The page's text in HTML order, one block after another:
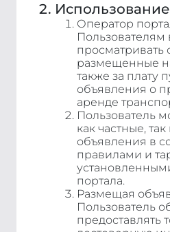
Оператор
Пользователям
просматривать
размещенные
также за плату
объявления о
аренде
Пользователь
как частные,
объявления в
правилами и
портала.
Размещая
Пользователь
предоставлять